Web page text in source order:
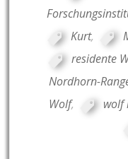
Kurt,
residente
Nordhorn-
Wolf, wolf